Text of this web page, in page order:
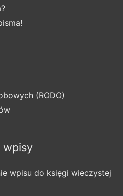
(RODO)
wpisy
wpisu do księgi wieczystej